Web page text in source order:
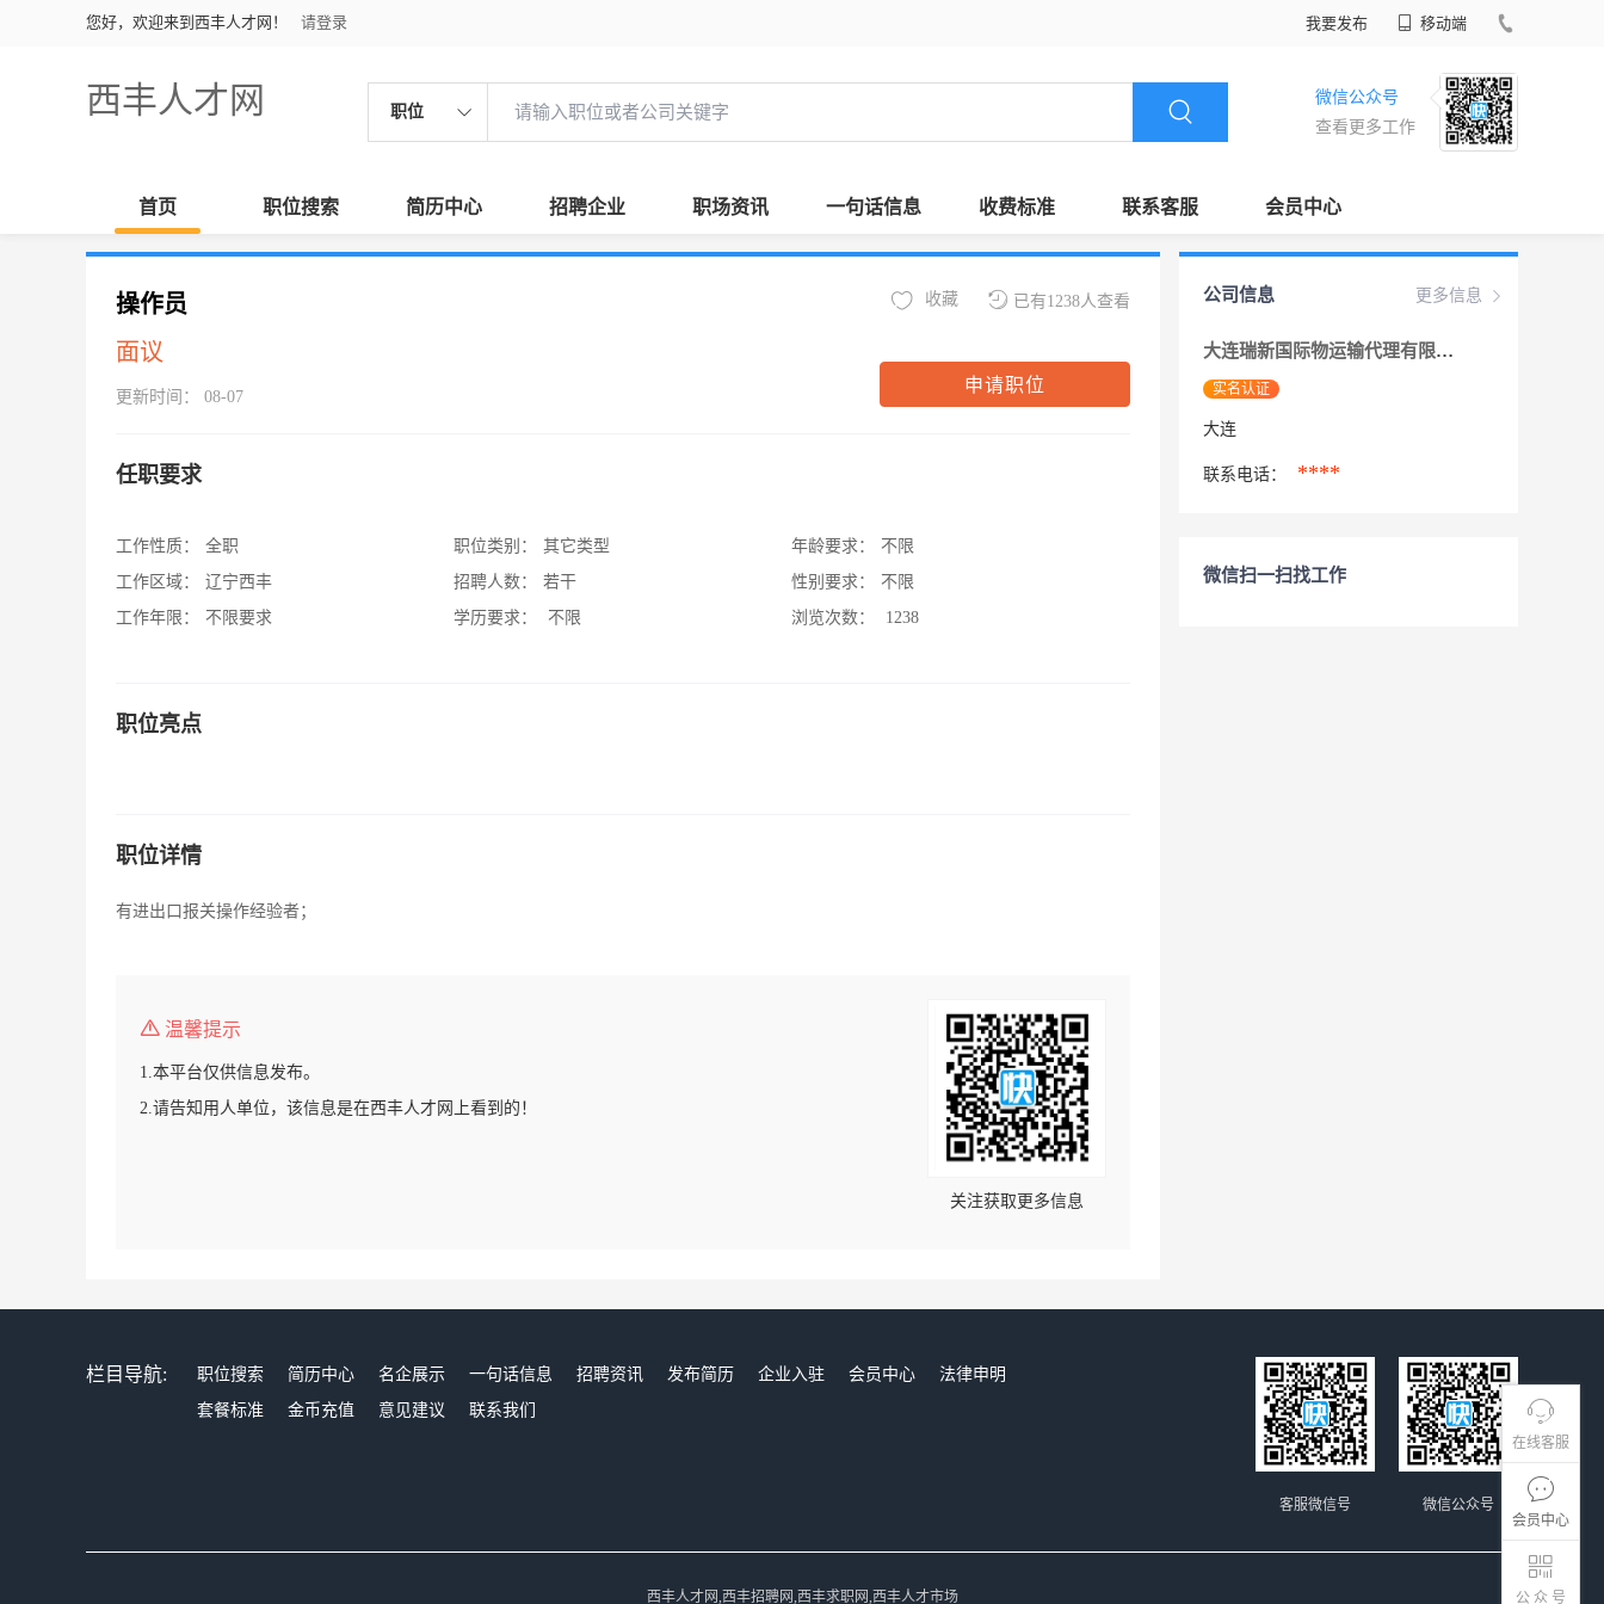
您好，欢迎来到西丰人才网！ 请登录 我要发布 移动端
西丰人才网 职位
微信公众号
查看更多工作
首页 职位搜索 简历中心 招聘企业 职场资讯 一句话信息 收费标准 联系客服 会员中心
在线客服
会员中心
公 众 号
操作员
面议
更新时间： 08-07
已有1238人查看
收藏
申请职位
任职要求
工作性质：
全职
工作区域：
辽宁西丰
工作年限：
不限要求
职位类别：
其它类型
招聘人数：
若干
学历要求：
不限
年龄要求：
不限
性别要求：
不限
浏览次数：
1238
职位亮点
职位详情
有进出口报关操作经验者；
温馨提示
1.本平台仅供信息发布。
2.请告知用人单位，该信息是在西丰人才网上看到的！
关注获取更多信息
更多信息
公司信息
大连瑞新国际物运输代理有限公司
实名认证
大连
联系电话： ****
微信扫一扫找工作
栏目导航: 职位搜索 简历中心 名企展示 一句话信息 招聘资讯 发布简历 企业入驻 会员中心
法律申明
套餐标准
金币充值 意见建议 联系我们
微信公众号
客服微信号
西丰人才网,西丰招聘网,西丰求职网,西丰人才市场